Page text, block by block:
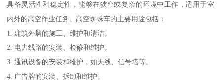
具备灵活性和稳定性，能够在狭窄或复杂的环境中工作，适用于室
内外的高空作业任务。高空蜘蛛车的主要用途包括：
1. 建筑外墙的施工、维护和清洁。
2. 电力线路的安装、检修和维护。
3. 通讯设备的安装和维护，如天线、信号塔等。
4. 广告牌的安装、拆卸和维护。